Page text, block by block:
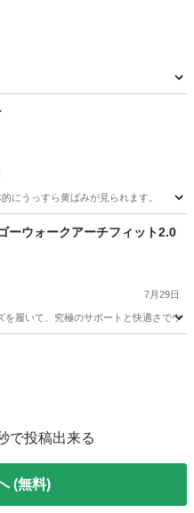
にうっすら黄ばみが見られます。
ーウォークアーチフィット2.0
7月29日
を履いて、究極のサポートと快適さでウ
で投稿出来る
(無料)